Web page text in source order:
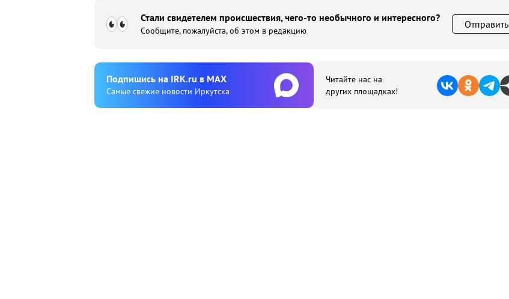
Стали свидетелем происшествия, чего-то необычного и интересного?
Сообщите, пожалуйста, об этом в редакцию
Отправить
Подпишиcь на IRK.ru в MAX
Cамые свежие новости Иркутска
Читайте нас на
других площадках!